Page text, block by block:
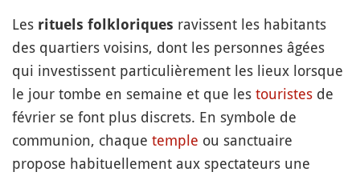
Les rituels folkloriques ravissent les habitants
des quartiers voisins, dont les personnes âgées
qui investissent particulièrement les lieux lorsque
le jour tombe en semaine et que les touristes de
février se font plus discrets. En symbole de
communion, chaque temple ou sanctuaire
propose habituellement aux spectateurs une